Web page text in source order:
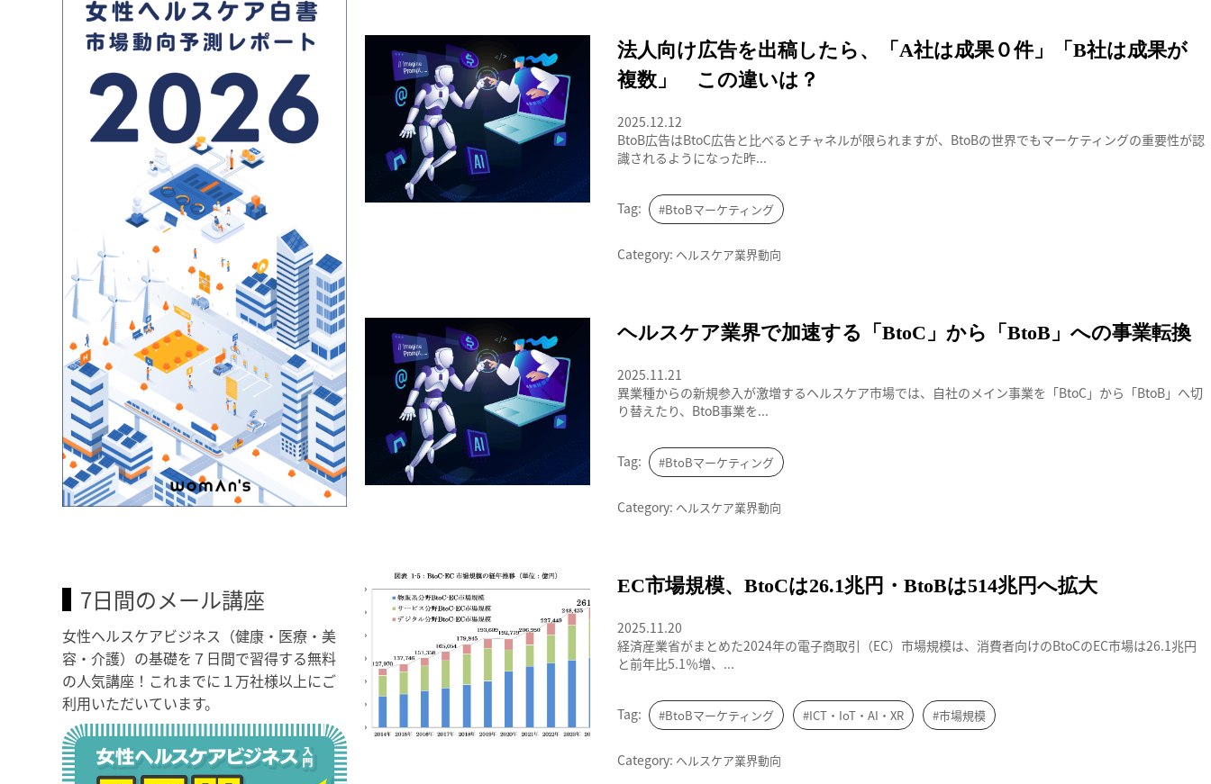
法人向け広告を出稿したら、「A社は成果０件」「B社は成果が複数」 この違いは？
法人向け広告を出稿したら、「A社は成果０件」「B社は成果が
複数」 この違いは？
2025.12.12
BtoB広告はBtoC広告と比べるとチャネルが限られますが、BtoBの世界でもマーケティングの重要性が認
識されるようになった昨...
Tag: #BtoBマーケティング
Category: ヘルスケア業界動向
ヘルスケア業界で加速する「BtoC」から「BtoB」への事業転換
ヘルスケア業界で加速する「BtoC」から「BtoB」への事業転換
2025.11.21
異業種からの新規参入が激増するヘルスケア市場では、自社のメイン事業を「BtoC」から「BtoB」へ切
り替えたり、BtoB事業を...
Tag: #BtoBマーケティング
Category: ヘルスケア業界動向
令和6年度 電子商取引に関する市場調査
EC市場規模、BtoCは26.1兆円・BtoBは514兆円へ拡大
2025.11.20
経済産業省がまとめた2024年の電子商取引（EC）市場規模は、消費者向けのBtoCのEC市場は26.1兆円
と前年比5.1％増、...
Tag: #BtoBマーケティング #ICT・IoT・AI・XR #市場規模
Category: ヘルスケア業界動向
7日間のメール講座
女性ヘルスケアビジネス（健康・医療・美
容・介護）の基礎を７日間で習得する無料
の人気講座！これまでに１万社様以上にご
利用いただいています。